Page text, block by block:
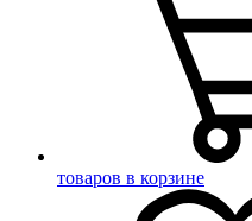
товаров в корзине